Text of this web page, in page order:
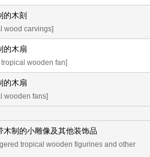
的木刻
wood carvings]
的木扇
wooden fan]
的木扇
wooden fans]
木制的小雕像及其他装饰品
tropical wooden figurines and other